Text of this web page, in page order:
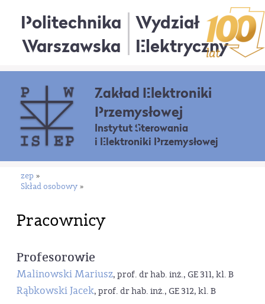
Politechnika
Warszawska
Wydział
Elektryczny
Zakład Elektroniki
Przemysłowej
Instytut Sterowania
i Elektroniki Przemysłowej
zep »
Skład osobowy »
Pracownicy
Profesorowie
Malinowski Mariusz, prof. dr hab. inż., GE 311, kl. B
Rąbkowski Jacek, prof. dr hab. inż., GE 312, kl. B